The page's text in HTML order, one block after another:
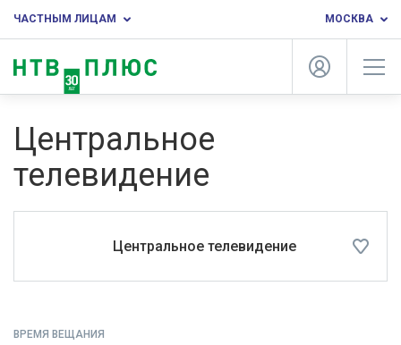
ЧАСТНЫМ ЛИЦАМ МОСКВА
Центральное
телевидение
Центральное телевидение
ВРЕМЯ ВЕЩАНИЯ